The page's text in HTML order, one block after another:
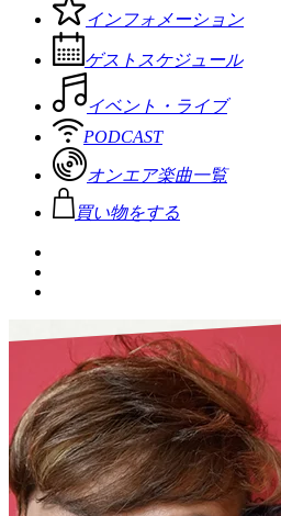
インフォメーション
ゲストスケジュール
イベント・ライブ
PODCAST
オンエア楽曲一覧
買い物をする